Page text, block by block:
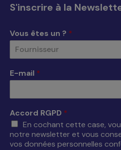
dans
nouvelle
fenêtre
dans
nouvelle
fenêtre
dans
nouvelle
fenêtre
dans
nouvelle
S'inscrire à la
Vous êtes un ? *
Fournisseur
E-mail *
Accord RGPD *
En cochant cette case,
notre newsletter et vous
vos données personnelles